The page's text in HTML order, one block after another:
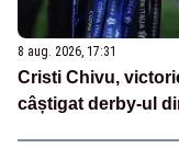
8 aug. 2026, 17:31
Cristi Chivu,
câștigat derby-ul